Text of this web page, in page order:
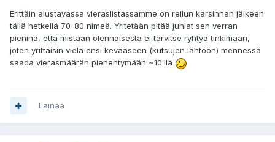
Erittäin alustavassa vieraslistassamme on reilun karsinnan jälkeen
tällä hetkellä 70-80 nimeä. Yritetään pitää juhlat sen verran
pieninä, että mistään olennaisesta ei tarvitse ryhtyä tinkimään,
joten yrittäisin vielä ensi kevääseen (kutsujen lähtöön) mennessä
saada vierasmäärän pienentymään ~10:llä
Lainaa